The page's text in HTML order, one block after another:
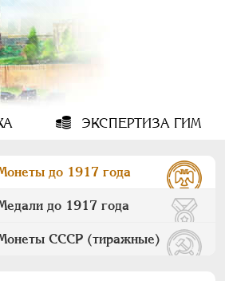
ЭКСПЕРТИЗА ГИМ
до 1917 года
до 1917 года
СССР (тиражные)